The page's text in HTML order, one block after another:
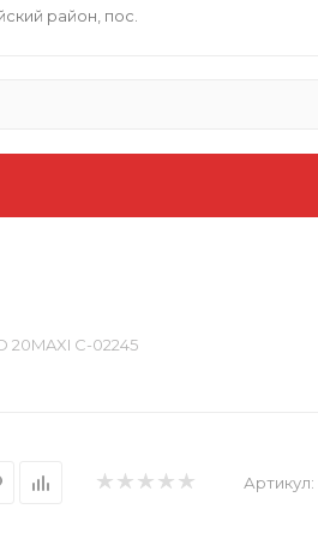
район, пос.
20MAXI C-02245
Артикул: